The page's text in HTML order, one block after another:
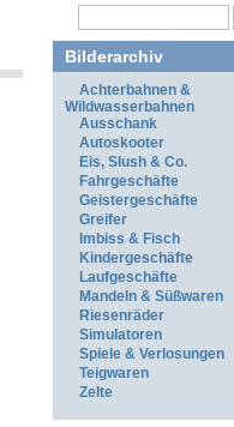
Bilderarchiv
Achterbahnen &
Wildwasserbahnen
Ausschank
Autoskooter
Eis, Slush & Co.
Fahrgeschäfte
Geistergeschäfte
Greifer
Imbiss & Fisch
Kindergeschäfte
Laufgeschäfte
Mandeln & Süßwaren
Riesenräder
Simulatoren
Spiele & Verlosungen
Teigwaren
Zelte